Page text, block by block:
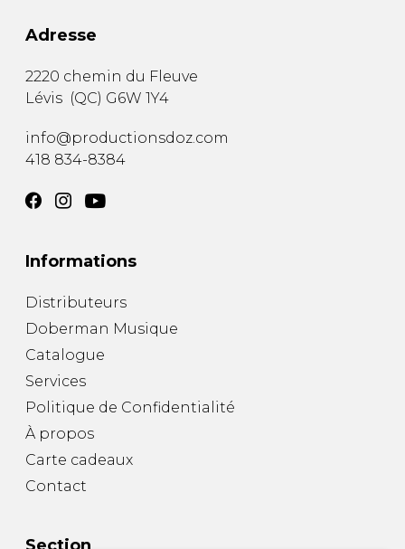
Adresse
2220 chemin du Fleuve
Lévis (QC) G6W 1Y4
info@productionsdoz.com
418 834-8384
Informations
Distributeurs
Doberman Musique
Catalogue
Services
Politique de Confidentialité
À propos
Carte cadeaux
Contact